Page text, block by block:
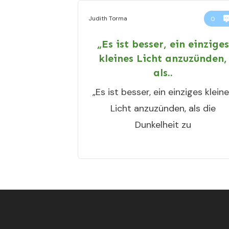
Judith Torma 0
„Es ist besser, ein einziges
kleines Licht anzuzünden,
als..
„Es ist besser, ein einziges
Licht anzuzünden, als die
Dunkelheit zu